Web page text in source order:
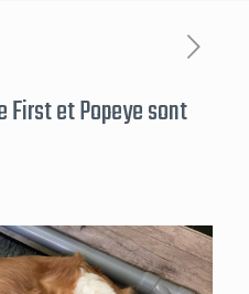
First et Popeye sont